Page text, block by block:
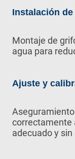
Instalación
Montaje de
agua para
Ajuste y
correctamente
adecuado y sin